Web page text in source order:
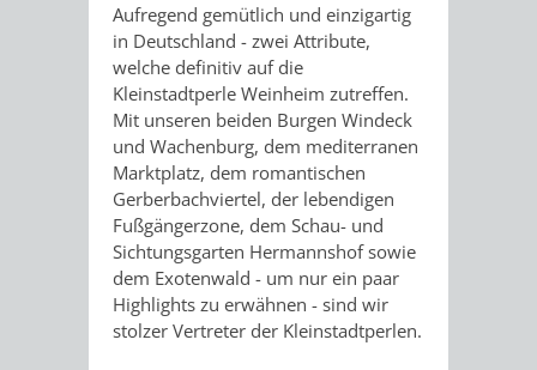
SERVICEBEREICH
VEREINE
UND
ORGANISATIONEN
Aufregend gemütlich und einzigartig
in Deutschland - zwei Attribute,
welche definitiv auf die
Kleinstadtperle Weinheim zutreffen.
Mit unseren beiden Burgen Windeck
und Wachenburg, dem mediterranen
Marktplatz, dem romantischen
Gerberbachviertel, der lebendigen
Fußgängerzone, dem Schau- und
Sichtungsgarten Hermannshof sowie
dem Exotenwald - um nur ein paar
Highlights zu erwähnen - sind wir
stolzer Vertreter der Kleinstadtperlen.